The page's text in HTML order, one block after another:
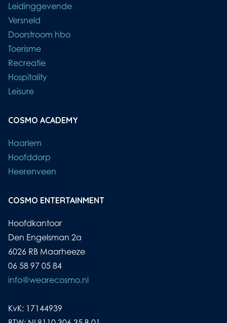
Leidinggevende
Versneld
Doorstroom hbo
Toerisme
Recreatie
Hospitality
Leisure
COSMO ACADEMY
Haarlem
Hoofddorp
Heerenveen
COSMO ENTERTAINMENT
Hoofdkantoor
Den Engelsman 2a
6026 RB Maarheeze
06 58 97 05 84
info@wearecosmo.nl
KvK: 17144939